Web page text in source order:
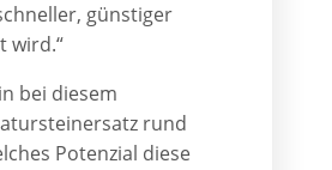
günstiger
wird.“
bei diesem
rund
Potenzial diese